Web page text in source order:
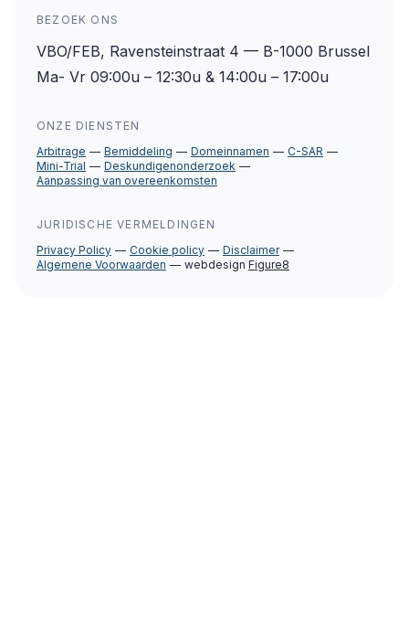
BEZOEK ONS
VBO/FEB, Ravensteinstraat 4 — B-1000 Brussel
Ma- Vr 09:00u – 12:30u & 14:00u – 17:00u
ONZE DIENSTEN
Arbitrage
Bemiddeling Domeinnamen
C-SAR
Mini-Trial
Deskundigenonderzoek
Aanpassing van overeenkomsten
JURIDISCHE VERMELDINGEN
Privacy Policy
Cookie policy
Disclaimer
Algemene Voorwaarden
webdesign Figure8